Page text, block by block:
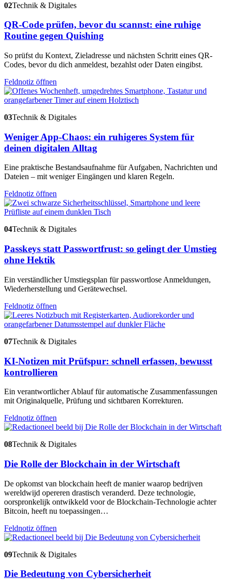
02Technik & Digitales
QR-Code prüfen, bevor du scannst: eine ruhige
Routine gegen Quishing
So prüfst du Kontext, Zieladresse und nächsten Schritt eines QR-
Codes, bevor du dich anmeldest, bezahlst oder Daten eingibst.
Feldnotiz öffnen
03Technik & Digitales
Weniger App-Chaos: ein ruhigeres System für
deinen digitalen Alltag
Eine praktische Bestandsaufnahme für Aufgaben, Nachrichten und
Dateien – mit weniger Eingängen und klaren Regeln.
Feldnotiz öffnen
04Technik & Digitales
Passkeys statt Passwortfrust: so gelingt der Umstieg
ohne Hektik
Ein verständlicher Umstiegsplan für passwortlose Anmeldungen,
Wiederherstellung und Gerätewechsel.
Feldnotiz öffnen
07Technik & Digitales
KI-Notizen mit Prüfspur: schnell erfassen, bewusst
kontrollieren
Ein verantwortlicher Ablauf für automatische Zusammenfassungen
mit Originalquelle, Prüfung und sichtbaren Korrekturen.
Feldnotiz öffnen
08Technik & Digitales
Die Rolle der Blockchain in der Wirtschaft
De opkomst van blockchain heeft de manier waarop bedrijven
wereldwijd opereren drastisch veranderd. Deze technologie,
oorspronkelijk ontwikkeld voor de Blockchain-Technologie achter
Bitcoin, heeft nu toepassingen…
Feldnotiz öffnen
09Technik & Digitales
Die Bedeutung von Cybersicherheit